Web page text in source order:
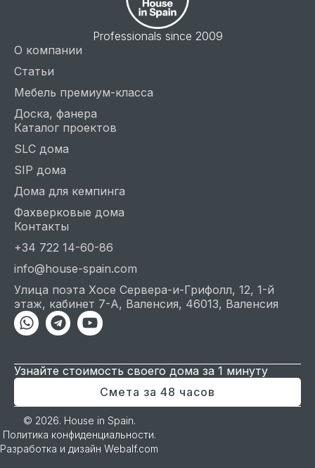
Professionals since 2009
О компании
Статьи
Мебель премиум-класса
Доска, фанера
Каталог проектов
SLC дома
SIP дома
Дома для кемпинга
Фахверковые дома
Контакты
+34 722 14-60-86
info@house-spain.com
Улица поэта Хосе Сервера-и-Грифолл, 12, 1-й
этаж, кабинет 7-А, Валенсия, 46013, Валенсия
Whatsapp
Telegram
Youtube
Узнайте стоимость своего дома за 1 минуту
Смета за 48 часов
© 2026. House in Spain.
Политика конфиденциальности.
Разработка и дизайн Webalf.com